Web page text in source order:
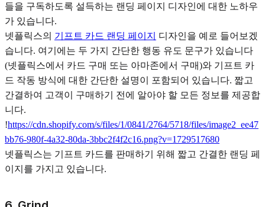
들을 구독하도록 설득하는 랜딩 페이지 디자인에 대한 노하우
가 있습니다.
넷플릭스의 기프트 카드 랜딩 페이지
디자인을 예로 들어보겠
습니다. 여기에는 두 가지 간단한 행동 유도 문구가 있습니다
(넷플릭스에서 카드 구매 또는 아마존에서 구매)와 기프트 카
드 작동 방식에 대한 간단한 설명이 포함되어 있습니다. 짧고
간결하여 고객이 구매하기 전에 알아야 할 모든 정보를 제공합
니다.
!https://cdn.shopify.com/s/files/1/0841/2764/5718/files/image2_ee47
bb76-980f-4a32-80da-3bbc2f4f2c16.png?v=1729517680
넷플릭스는 기프트 카드를 판매하기 위해 짧고 간결한 랜딩 페
이지를 가지고 있습니다.